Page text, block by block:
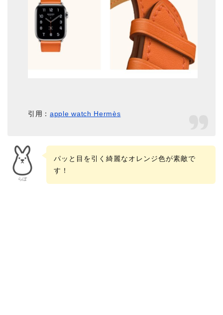
引用：apple watch Hermès
らぼ
パッと目を引く綺麗なオレンジ色が素敵で
す！